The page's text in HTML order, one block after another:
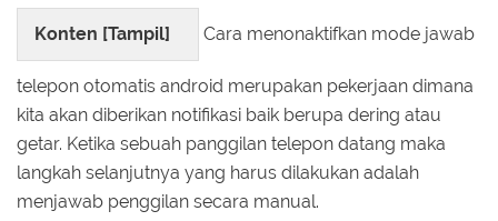
Konten [Tampil] Cara menonaktifkan mode jawab
telepon otomatis android merupakan pekerjaan dimana
kita akan diberikan notifikasi baik berupa dering atau
getar. Ketika sebuah panggilan telepon datang maka
langkah selanjutnya yang harus dilakukan adalah
menjawab penggilan secara manual.